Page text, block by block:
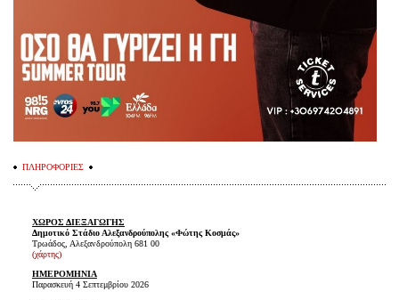
ΠΛΗΡΟΦΟΡΙΕΣ
ΧΩΡΟΣ ΔΙΕΞΑΓΩΓΗΣ
Δημοτικό Στάδιο Αλεξανδρούπολης «Φώτης Κοσμάς»
Τρωάδος, Αλεξανδρούπολη 681 00
(χάρτης)
ΗΜΕΡΟΜΗΝΙΑ
Παρασκευή 4 Σεπτεμβρίου 2026